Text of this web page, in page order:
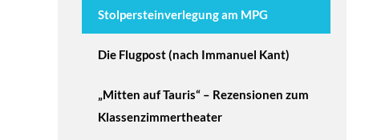
Stolpersteinverlegung am MPG
Die Flugpost (nach Immanuel Kant)
„Mitten auf Tauris“ – Rezensionen zum
Klassenzimmertheater